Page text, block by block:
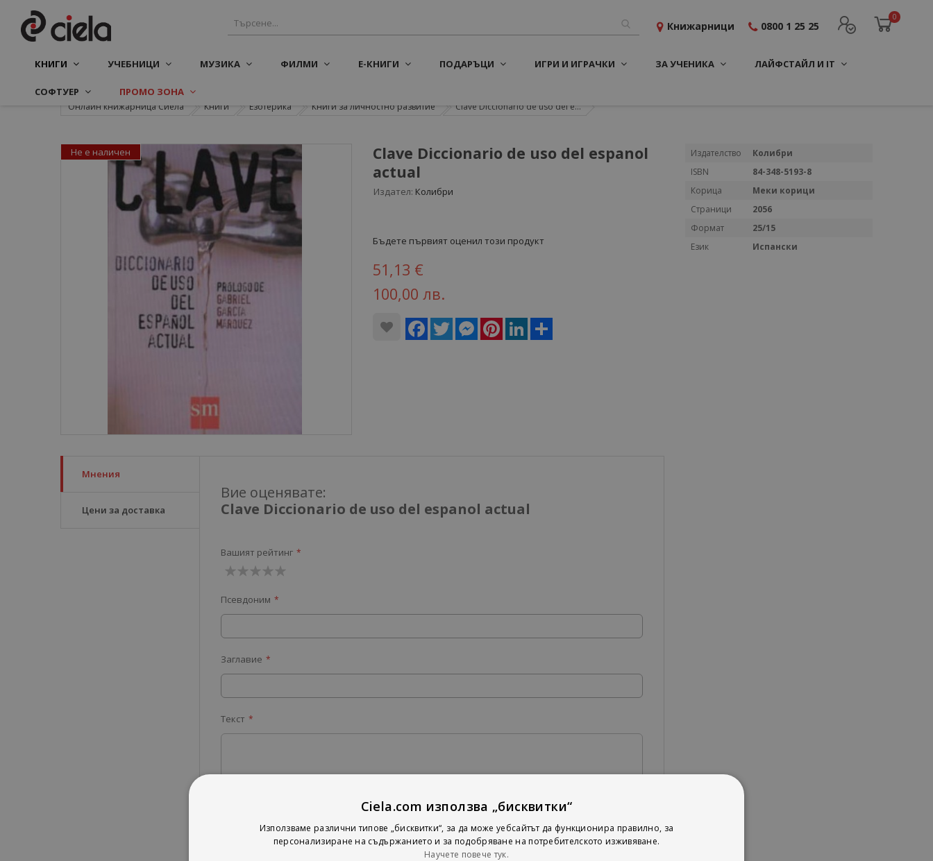
0
Книжарници 0800 1 25 25
КНИГИ УЧЕБНИЦИ МУЗИКА ФИЛМИ Е-КНИГИ ПОДАРЪЦИ ИГРИ И ИГРАЧКИ ЗА УЧЕНИКА ЛАЙФСТАЙЛ И IT
СОФТУЕР ПРОМО ЗОНА
Онлайн книжарница Сиела Книги Езотерика Книги за личностно развитие Clave Diccionario de uso del e...
Clave Diccionario de uso del espanol
actual
Издател: Колибри
Бъдете първият оценил този продукт
51,13 €
100,00 лв.
Facebook
Twitter MessengerPinterestLinkedIn
Не е наличен
Мнения
Цени за доставка
Вие оценявате:
Clave Diccionario de uso del espanol actual
Вашият рейтинг
звезда
звезди
звезди
звезди
звезди
Псевдоним
Заглавие
Текст
Изпрати
Повече
Издателство
Колибри
ISBN
84-348-5193-8
Корица
Меки корици
Страници
2056
Формат
25/15
Език
Испански
Ciela.com използва „бисквитки“
Използваме различни типове „бисквитки“, за да може уебсайтът да функционира правилно, за
персонализиране на съдържанието и за подобряване на потребителското изживяване.
Научете повече тук.